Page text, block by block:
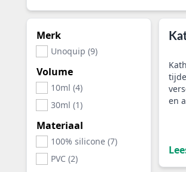
Merk
Unoquip (9)
Volume
10ml (4)
30ml (1)
Materiaal
100% silicone (7)
PVC (2)
en